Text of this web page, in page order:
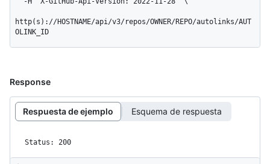
http(s)://HOSTNAME/api/v3/repos/OWNER/REPO/autolinks/AUT
OLINK_ID
Response
Respuesta de ejemplo Esquema de respuesta
Status: 200